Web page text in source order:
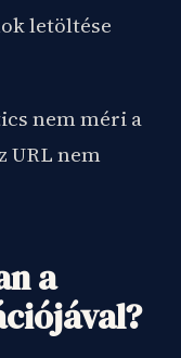
letöltése
nem méri a
URL nem
a